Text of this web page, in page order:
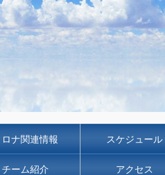
ロナ関連情報 スケジュール
チーム紹介 アクセス